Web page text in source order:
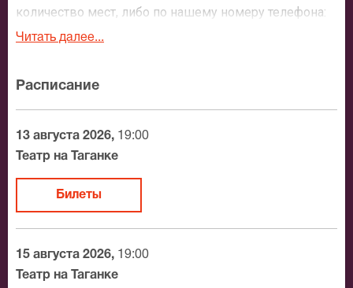
количество мест, либо по нашему номеру телефона:
+7 (495) 921-35-00. После оформления заявки с Вами
мест в зрительном зале, о том как заказать билет и
утвердит адрес доставки.
Официальные билеты на Шестеро любимых
После бронирования билетов, ожидайте доставку по
доставка билетов осуществляется в пределах МКАД
возле метро или в пешей доступности. Оплатить
заказ Вы можете с помощью:
Читать далее...
Расписание
13 августа 2026, 19:00
Театр на Таганке
Билеты
15 августа 2026, 19:00
Театр на Таганке